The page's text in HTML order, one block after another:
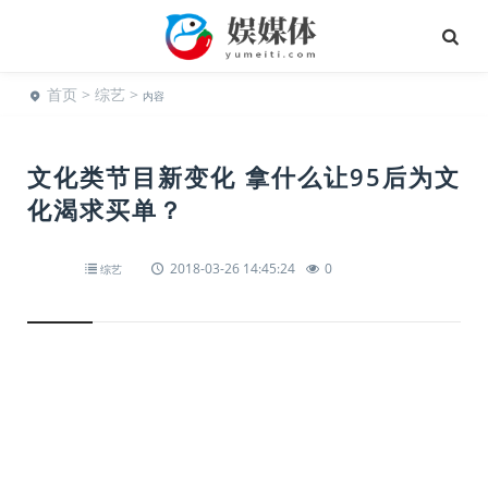
首页 > 综艺 > 内容
文化类节目新变化 拿什么让95后为文
化渴求买单？
综艺 2018-03-26 14:45:24 0